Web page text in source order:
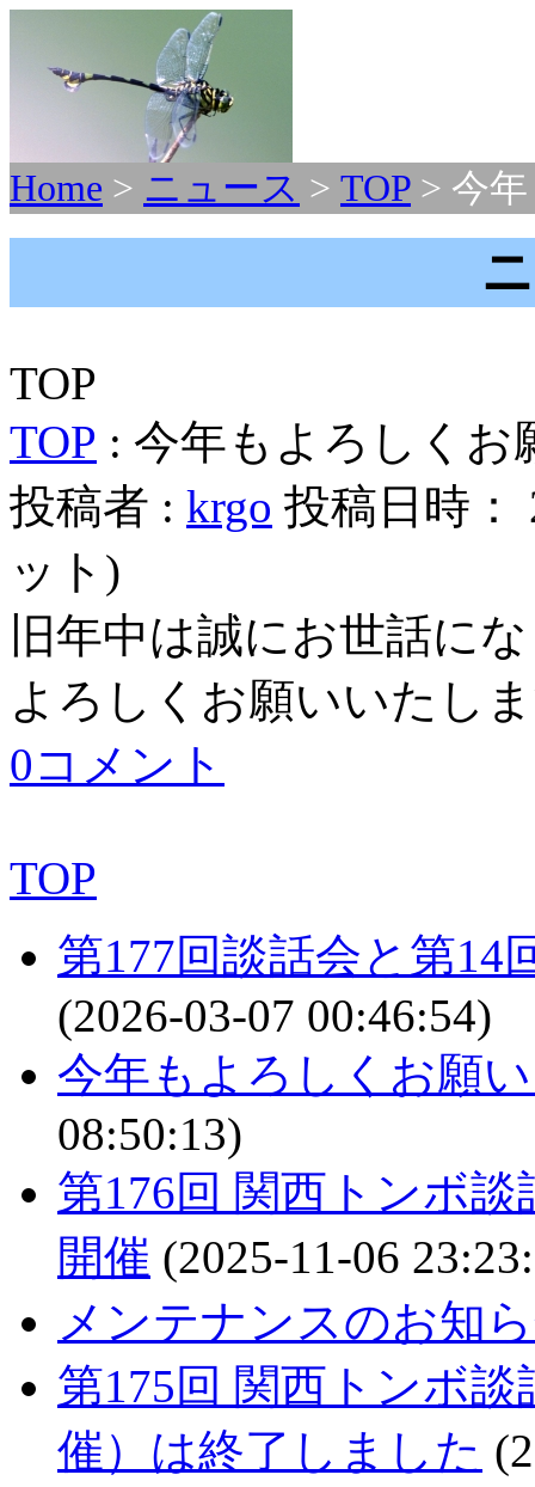
Home > ニュース > TOP > 今
TOP
TOP : 今年もよろしくお
投稿者 : krgo 投稿日時：
ット )
旧年中は誠にお世話に
よろしくお願いいたし
0コメント
TOP
第177回談話会と第14
(2026-03-07 00:46:54)
今年もよろしくお願
08:50:13)
第176回 関西トンボ談
開催 (2025-11-06
メンテナンスのお知
第175回 関西トンボ談
催）は終了しました